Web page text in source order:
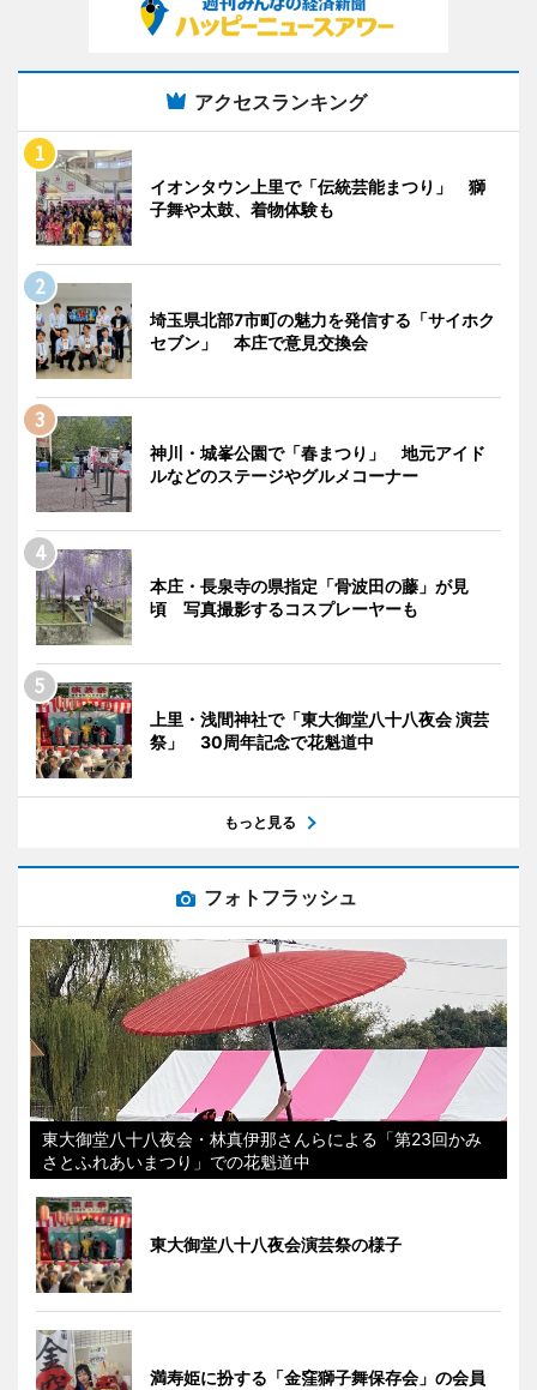
アクセスランキング
イオンタウン上里で「伝統芸能まつり」 獅
子舞や太鼓、着物体験も
埼玉県北部7市町の魅力を発信する「サイホク
セブン」 本庄で意見交換会
神川・城峯公園で「春まつり」 地元アイド
ルなどのステージやグルメコーナー
本庄・長泉寺の県指定「骨波田の藤」が見
頃 写真撮影するコスプレーヤーも
上里・浅間神社で「東大御堂八十八夜会 演芸
祭」 30周年記念で花魁道中
もっと見る
フォトフラッシュ
東大御堂八十八夜会・林真伊那さんらによる「第23回かみ
さとふれあいまつり」での花魁道中
東大御堂八十八夜会演芸祭の様子
満寿姫に扮する「金窪獅子舞保存会」の会員